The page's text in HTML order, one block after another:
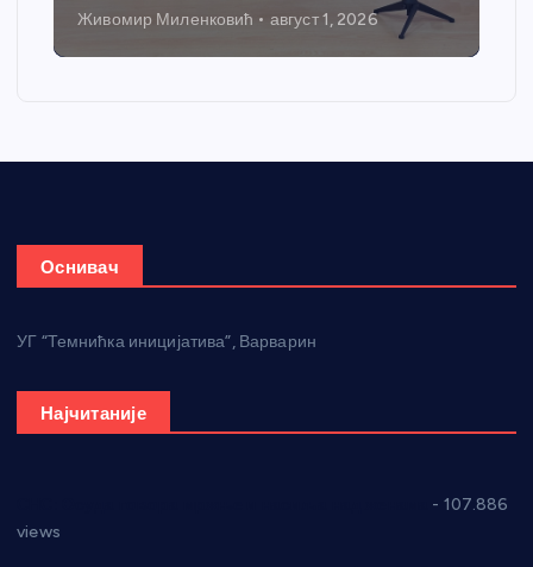
Никола Петровић јул 31, 2026
Оснивач
УГ “Темнићка иницијатива”, Варварин
Најчитаније
- 107.886
views